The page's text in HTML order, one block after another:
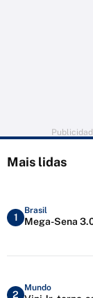
Mais lidas
1
Brasil
Mega-Sena
2
Mundo